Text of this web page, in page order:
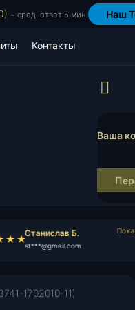
~ сред. ответ 5 мин. Наш
Контакты
Ваша
Станислав Б.
st***@gmail.com
1702010-11)